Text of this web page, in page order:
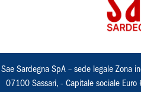
Sae Sardegna SpA – sede legale Zona
07100 Sassari, - Capitale sociale